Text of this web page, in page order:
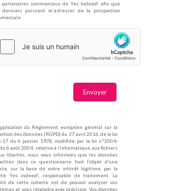
partenaires commerciaux de Yes Indeed! afin que
derniers puissent m'adresser de la prospection
du Règlement européen général sur la
des données (RGPD) du 27 avril 2016, de la loi
17 du 6 janvier 1978, modifiée par la loi n°2004-
6 août 2004, relative à l’informatique, aux fichiers
libertés, nous vous informons que les données
dans ce questionnaire font l’objet d’une
sur la base de notre intérêt légitime, par la
Yes indeed!, responsable de traitement. La
de cette collecte est de pouvoir analyser vos
et vous répondre avec précision. Vos données